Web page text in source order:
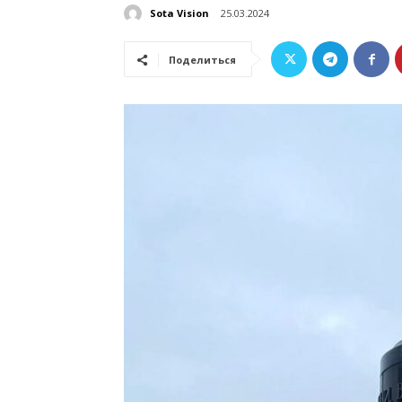
Sota Vision 25.03.2024
Поделиться